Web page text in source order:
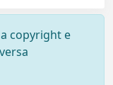
copyright e